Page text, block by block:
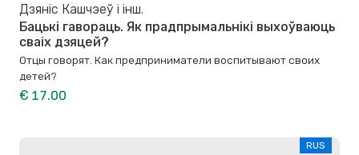
Дзяніс Кашчэеў і інш.
Бацькі гавораць. Як прадпрымальнікі выхоўваюць
сваіх дзяцей?
Отцы говорят. Как предприниматели воспитывают своих
детей?
€ 17.00
RUS